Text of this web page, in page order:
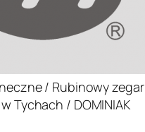
/ Rubinowy zegar
Tychach / DOMINIAK